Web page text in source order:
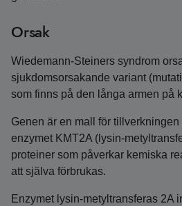
Orsak
Wiedemann‑Steiners syndrom
sjukdomsorsakande variant
som finns på den långa armen på
Genen är en mall för tillverkningen
enzymet KMT2A
proteiner som påverkar kemiska
att själva förbrukas.
Enzymet lysin‑metyltransferas 2A